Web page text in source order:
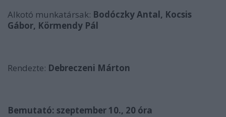
Alkotó munkatársak: Bodóczky Antal, Kocsis
Gábor, Körmendy Pál
Rendezte: Debreczeni Márton
Bemutató: szeptember 10., 20 óra